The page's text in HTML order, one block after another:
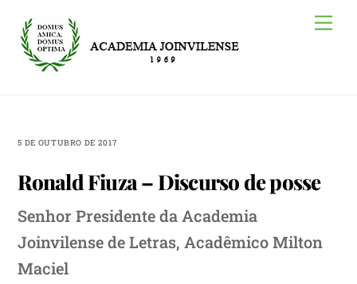
content
5 DE OUTUBRO DE 2017
Ronald Fiuza – Discurso de posse
Senhor Presidente da Academia
Joinvilense de Letras, Acadêmico Milton
Maciel